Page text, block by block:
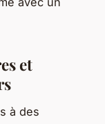
et
à des